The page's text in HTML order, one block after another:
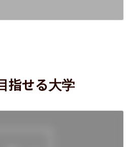
指せる大学